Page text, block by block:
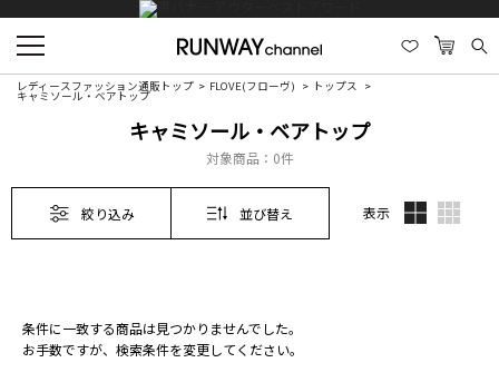
レディースファッション通販トップ FLOVE(フローヴ) トップス
キャミソール・ベアトップ
キャミソール・ベアトップ
対象商品： 0件
絞り込み 並び替え 表示
条件に一致する商品は見つかりませんでした。
お手数ですが、検索条件を変更してください。